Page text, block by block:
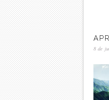
8 de